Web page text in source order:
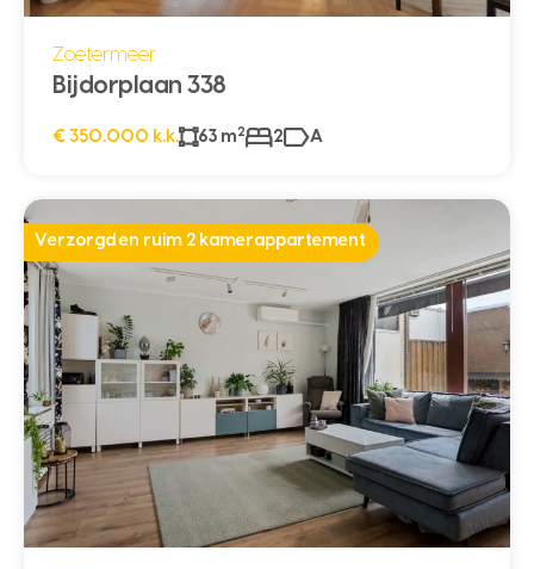
Zoetermeer
Bijdorplaan 338
€ 350.000 k.k. 63 m2 2 A
Verzorgd en ruim 2 kamerappartement